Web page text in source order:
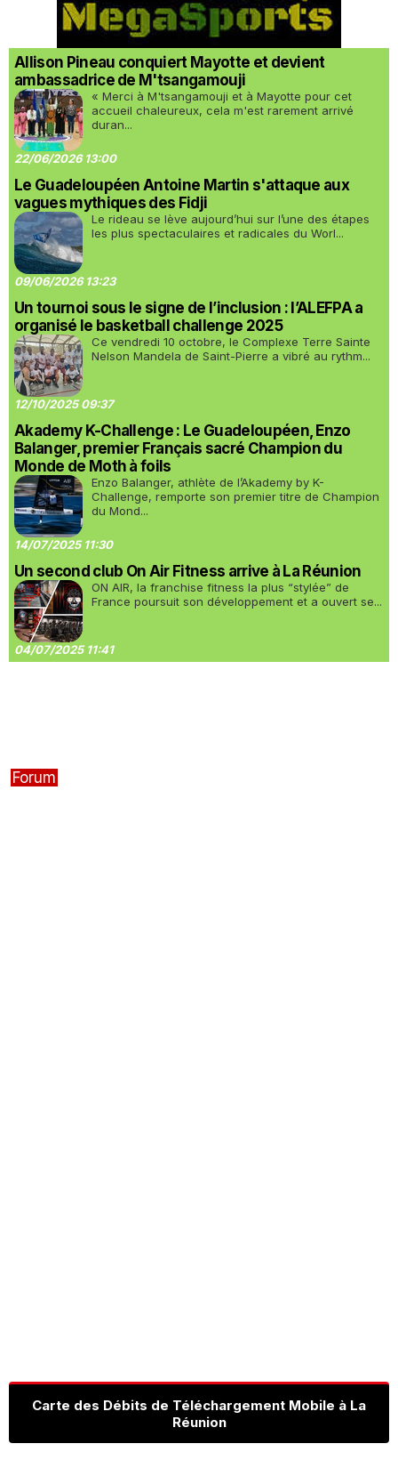
Allison Pineau conquiert Mayotte et devient
ambassadrice de M'tsangamouji
« Merci à M'tsangamouji et à Mayotte pour cet
accueil chaleureux, cela m'est rarement arrivé
duran...
22/06/2026 13:00
Le Guadeloupéen Antoine Martin s'attaque aux
vagues mythiques des Fidji
Le rideau se lève aujourd’hui sur l’une des étapes
les plus spectaculaires et radicales du Worl...
09/06/2026 13:23
Un tournoi sous le signe de l’inclusion : l’ALEFPA a
organisé le basketball challenge 2025
Ce vendredi 10 octobre, le Complexe Terre Sainte
Nelson Mandela de Saint-Pierre a vibré au rythm...
12/10/2025 09:37
Akademy K-Challenge : Le Guadeloupéen, Enzo
Balanger, premier Français sacré Champion du
Monde de Moth à foils
Enzo Balanger, athlète de l’Akademy by K-
Challenge, remporte son premier titre de Champion
du Mond...
14/07/2025 11:30
Un second club On Air Fitness arrive à La Réunion
ON AIR, la franchise fitness la plus “stylée” de
France poursuit son développement et a ouvert se...
04/07/2025 11:41
Forum
Carte des Débits de Téléchargement Mobile à La
Réunion